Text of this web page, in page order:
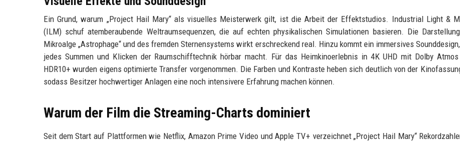
Ein Grund, warum „Project Hail Mary“ als visuelles Meisterwerk gilt, ist die Arbeit der Effektstudios. Industrial Light &
(ILM) schuf atemberaubende Weltraumsequenzen, die auf echten physikalischen Simulationen basieren. Die
Mikroalge „Astrophage“ und des fremden Sternensystems wirkt erschreckend real. Hinzu kommt ein immersives
jedes Summen und Klicken der Raumschifftechnik hörbar macht. Für das Heimkinoerlebnis in 4K UHD mit Dolby
HDR10+ wurden eigens optimierte Transfer vorgenommen. Die Farben und Kontraste heben sich deutlich von der
sodass Besitzer hochwertiger Anlagen eine noch intensivere Erfahrung machen können.
Warum der Film die Streaming-Charts dominiert
Seit dem Start auf Plattformen wie Netflix, Amazon Prime Video und Apple TV+ verzeichnet „Project Hail Mary“